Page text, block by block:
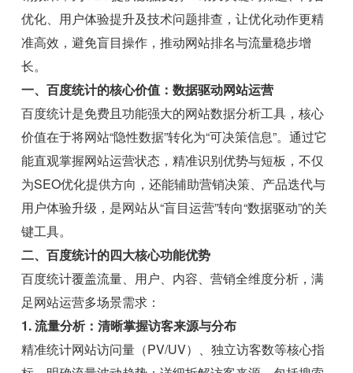
优化、用户体验提升及技术问题排查，让优化动作更精
准高效，避免盲目操作，推动网站排名与流量稳步增
长。
一、百度统计的核心价值：数据驱动网站运营
百度统计是免费且功能强大的网站数据分析工具，核心
价值在于将网站“隐性数据”转化为“可决策信息”。通过它
能直观掌握网站运营状态，精准识别优势与短板，不仅
为SEO优化提供方向，还能辅助营销决策、产品迭代与
用户体验升级，是网站从“盲目运营”转向“数据驱动”的关
键工具。
二、百度统计的四大核心功能优势
百度统计覆盖流量、用户、内容、营销全维度分析，满
足网站运营多场景需求：
1. 流量分析：清晰掌握访客来源与分布
精准统计网站访问量（PV/UV）、独立访客数等核心指